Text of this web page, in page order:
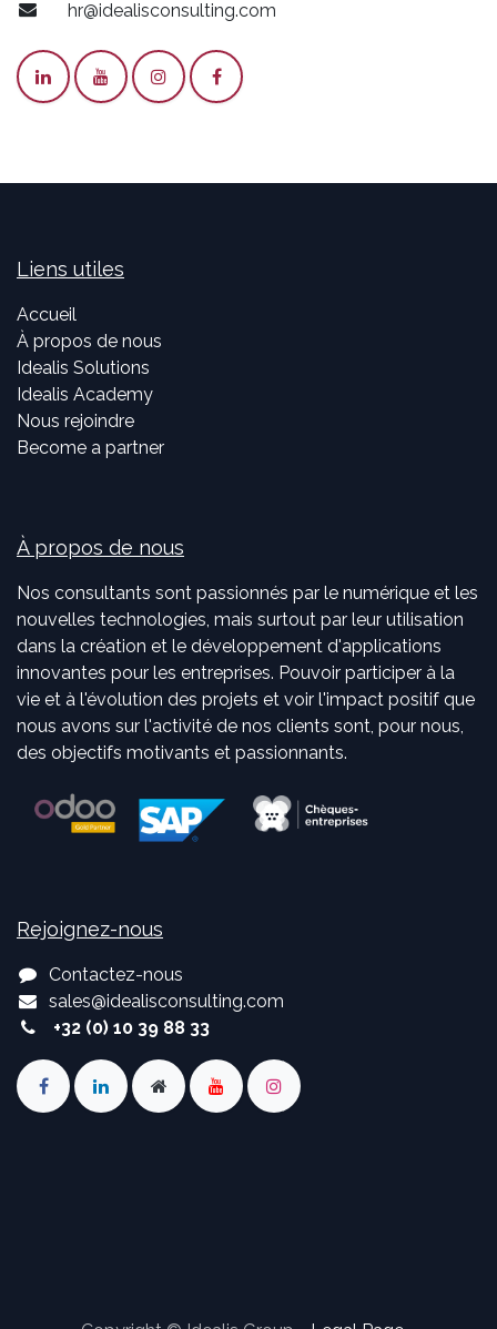
hr@idealisconsulting.com
Liens utiles
Accueil
À propos de nous
Idealis Solutions
Idealis Academy
Nous rejoindre
Become a partner
À propos de nous
Nos consultants sont passionnés par le numérique et les
nouvelles technologies, mais surtout par leur utilisation
dans la création et le développement d'applications
innovantes pour les entreprises. Pouvoir participer à la
vie et à l'évolution des projets et voir l'impact positif que
nous avons sur l'activité de nos clients sont, pour nous,
des objectifs motivants et passionnants.
Rejoignez-nous
Contactez-nous
sales@idealisconsulting.com
+32 (0) 10 39 88 33